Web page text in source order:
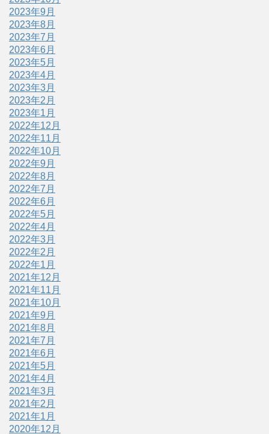
2023年9月
2023年8月
2023年7月
2023年6月
2023年5月
2023年4月
2023年3月
2023年2月
2023年1月
2022年12月
2022年11月
2022年10月
2022年9月
2022年8月
2022年7月
2022年6月
2022年5月
2022年4月
2022年3月
2022年2月
2022年1月
2021年12月
2021年11月
2021年10月
2021年9月
2021年8月
2021年7月
2021年6月
2021年5月
2021年4月
2021年3月
2021年2月
2021年1月
2020年12月